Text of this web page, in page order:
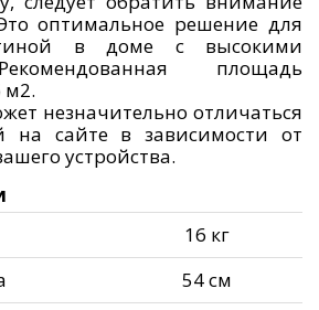
оптимальное решение для
в доме с высокими
площадь
м2.
незначительно отличаться
на сайте в зависимости от
устройства.
16 кг
54 см